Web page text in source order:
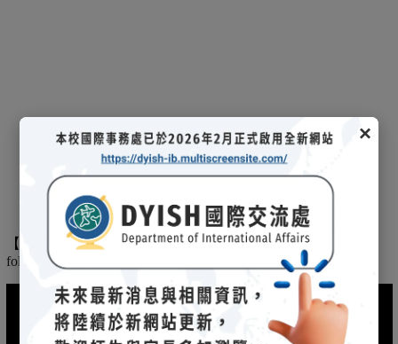
×
【 2025/03/08招生說明會-114 學年度國際文憑課程暨海攬班
following is the record of the 2025/03/08 admission briefing.